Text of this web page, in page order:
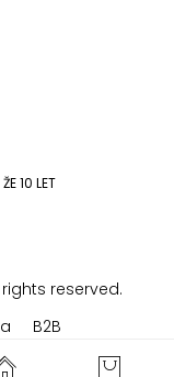
10 LET
rights reserved.
B2B